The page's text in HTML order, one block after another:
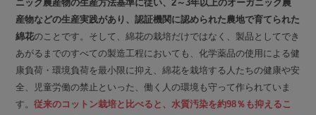
ニック農産物の生産方法基準に従い、2～3年以上のオーガニック農
産物などの生産実践があり、認証機関に認められた農地で育てられた
綿花のことです。そして、綿花の栽培だけではなく、製品としてでき
あがるまでのすべての製造工程においても、化学薬品の使用による健
康負荷・環境負荷を最小限に抑え、綿花を栽培する人たちの健康や安
全、児童労働の禁止といった、働く人の環境も守って作られていま
す。従来のコットン栽培と比べると、水質汚染を約98％も抑えるこ